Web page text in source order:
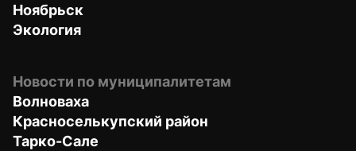
Ноябрьск
Экология
Новости по муниципалитетам
Волноваха
Красноселькупский район
Тарко-Сале